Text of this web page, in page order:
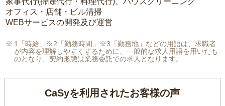
オフィス・店舗・ビル清掃
WEBサービスの開発及び運営
1「時給」※2「勤務時間」※3「勤務地」などの用語は、求職者
が内容を理解しやすくするために、一般的な求人用語を用いたも
のとなり、契約形態は業務委託での求人となります。
CaSyを利用されたお客様の声